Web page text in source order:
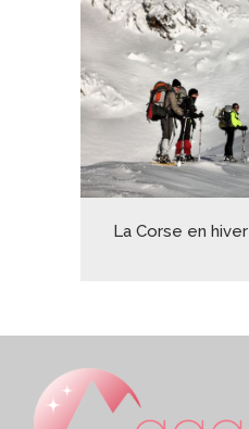
La Corse en hiver